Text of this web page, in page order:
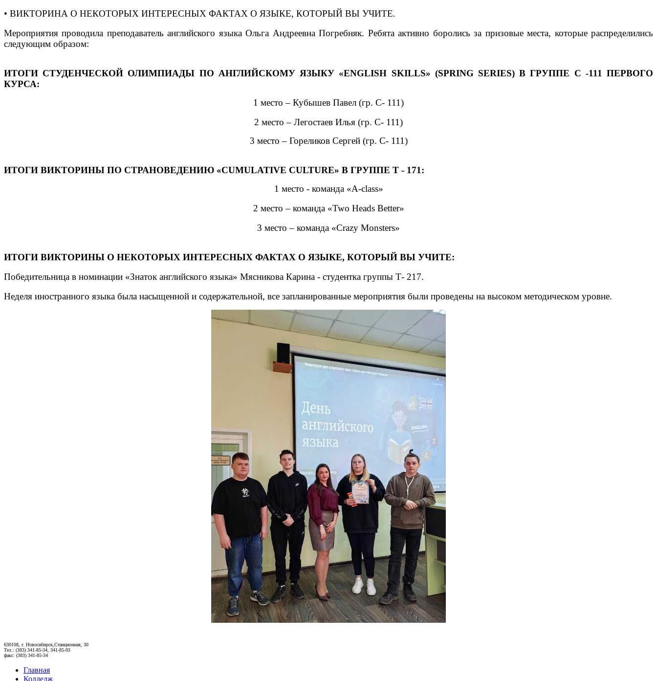
• ВИКТОРИНА О НЕКОТОРЫХ ИНТЕРЕСНЫХ ФАКТАХ О ЯЗЫКЕ, КОТОРЫЙ ВЫ УЧИТЕ.
Мероприятия проводила преподаватель английского языка Ольга Андреевна Погребняк. Ребята активно боролись за призовые места, которые распределились
следующим образом:
ИТОГИ СТУДЕНЧЕСКОЙ ОЛИМПИАДЫ ПО АНГЛИЙСКОМУ ЯЗЫКУ «ENGLISH SKILLS» (SPRING SERIES) В ГРУППЕ С -111 ПЕРВОГО
КУРСА:
1 место – Кубышев Павел (гр. С- 111)
2 место – Легостаев Илья (гр. С- 111)
3 место – Гореликов Сергей (гр. С- 111)
ИТОГИ ВИКТОРИНЫ ПО СТРАНОВЕДЕНИЮ «CUMULATIVE CULTURE» В ГРУППЕ Т - 171:
1 место - команда «A-class»
2 место – команда «Two Heads Better»
3 место – команда «Crazy Monsters»
ИТОГИ ВИКТОРИНЫ О НЕКОТОРЫХ ИНТЕРЕСНЫХ ФАКТАХ О ЯЗЫКЕ, КОТОРЫЙ ВЫ УЧИТЕ:
Победительница в номинации «Знаток английского языка» Мясникова Карина - студентка группы Т- 217.
Неделя иностранного языка была насыщенной и содержательной, все запланированные мероприятия были проведены на высоком методическом уровне.
630108, г. Новосибирск,Станционная, 30
Тел.: (383) 341-85-34, 341-85-93
факс: (383) 341-85-34
Главная
Колледж